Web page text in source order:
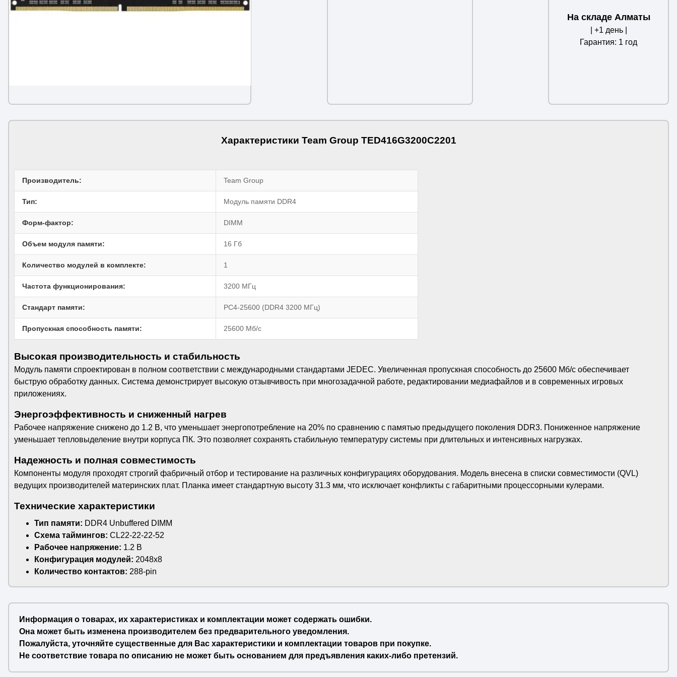
На складе Алматы
| +1 день |
Гарантия: 1 год
Характеристики Team Group TED416G3200C2201
Производитель: Team Group
Тип: Модуль памяти DDR4
Форм-фактор: DIMM
Объем модуля памяти: 16 Гб
Количество модулей в комплекте: 1
Частота функционирования: 3200 МГц
Стандарт памяти: PC4-25600 (DDR4 3200 МГц)
Пропускная способность памяти: 25600 Мб/с
Высокая производительность и стабильность
Модуль памяти спроектирован в полном соответствии с международными стандартами JEDEC. Увеличенная пропускная способность до 25600 Мб/с обеспечивает
быструю обработку данных. Система демонстрирует высокую отзывчивость при многозадачной работе, редактировании медиафайлов и в современных игровых
приложениях.
Энергоэффективность и сниженный нагрев
Рабочее напряжение снижено до 1.2 В, что уменьшает энергопотребление на 20% по сравнению с памятью предыдущего поколения DDR3. Пониженное напряжение
уменьшает тепловыделение внутри корпуса ПК. Это позволяет сохранять стабильную температуру системы при длительных и интенсивных нагрузках.
Надежность и полная совместимость
Компоненты модуля проходят строгий фабричный отбор и тестирование на различных конфигурациях оборудования. Модель внесена в списки совместимости (QVL)
ведущих производителей материнских плат. Планка имеет стандартную высоту 31.3 мм, что исключает конфликты с габаритными процессорными кулерами.
Технические характеристики
Тип памяти: DDR4 Unbuffered DIMM
Схема таймингов: CL22-22-22-52
Рабочее напряжение: 1.2 В
Конфигурация модулей: 2048x8
Количество контактов: 288-pin
Информация о товарах, их характеристиках и комплектации может содержать ошибки.
Она может быть изменена производителем без предварительного уведомления.
Пожалуйста, уточняйте существенные для Вас характеристики и комплектации товаров при покупке.
Не соответствие товара по описанию не может быть основанием для предъявления каких-либо претензий.